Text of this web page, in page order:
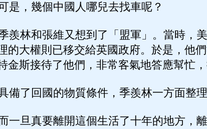
是，幾個中國人哪兒去找車呢？
羨林和張維又想到了「盟軍」。當時，
的大權則已移交給英國政府。於是，他
金斯接待了他們，非常客氣地答應幫忙
備了回國的物質條件，季羨林一方面整
一旦真要離開這個生活了十年的地方，